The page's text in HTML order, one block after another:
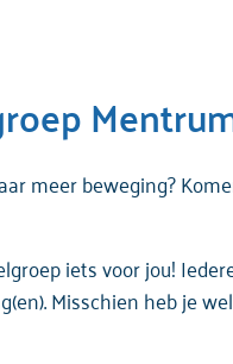
meerbeweging?
ietsvoorjou!
(en).Misschienhebjewel